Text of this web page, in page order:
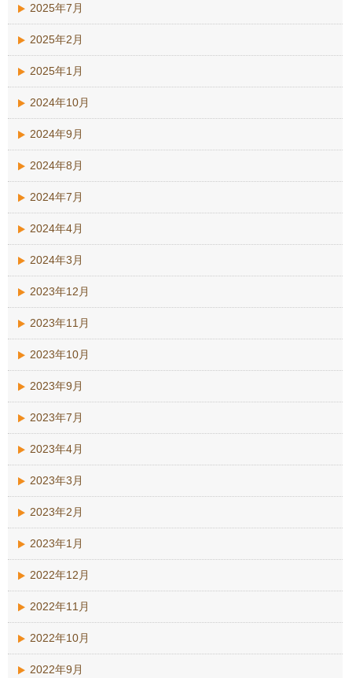
2025年7月
2025年2月
2025年1月
2024年10月
2024年9月
2024年8月
2024年7月
2024年4月
2024年3月
2023年12月
2023年11月
2023年10月
2023年9月
2023年7月
2023年4月
2023年3月
2023年2月
2023年1月
2022年12月
2022年11月
2022年10月
2022年9月